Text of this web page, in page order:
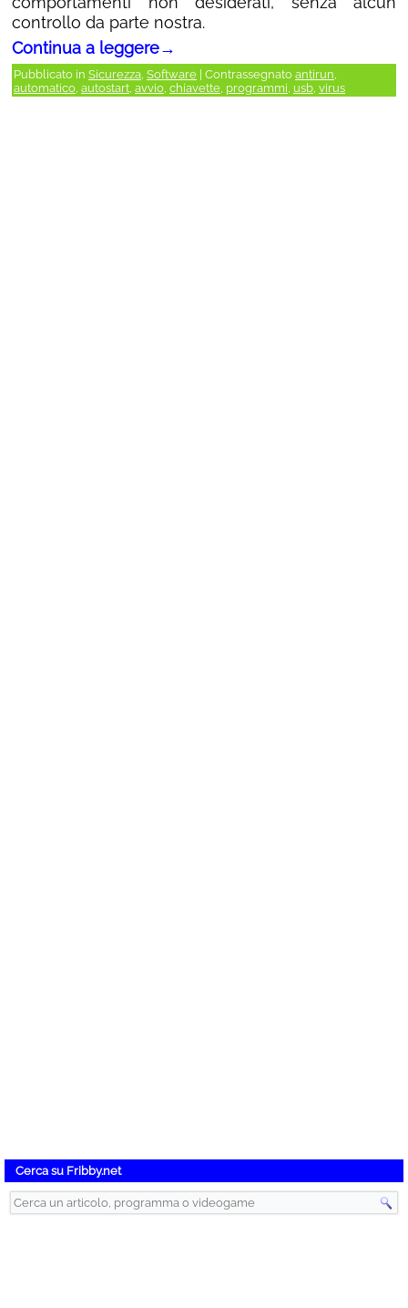
controllo da parte nostra.
Continua a leggere→
Pubblicato in Sicurezza, Software Contrassegnato antirun,
automatico, autostart, avvio, chiavette, programmi, usb, virus
Cerca su Fribby.net